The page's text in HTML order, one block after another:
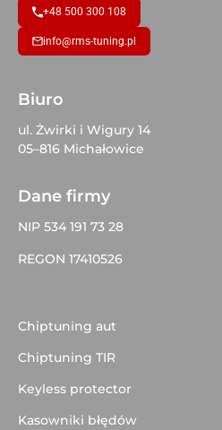
+48 500 300 108
info@rms-tuning.pl
Biuro
ul. Żwirki i Wigury 14
05–816 Michałowice
Dane firmy
NIP 534 191 73 28
REGON 17410526
Chiptuning aut
Chiptuning TIR
Keyless protector
Kasowniki błędów